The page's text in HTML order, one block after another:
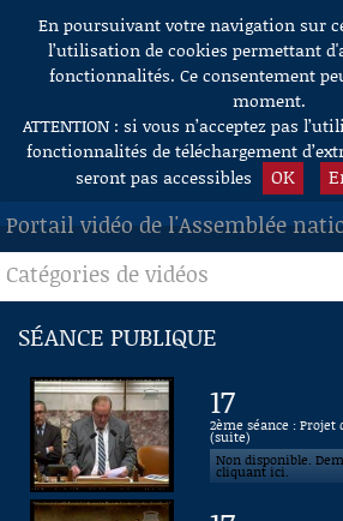
Aller au contenu
En poursuivant votre navigation sur
l’utilisation de cookies permettant
fonctionnalités. Ce consentement
moment.
ATTENTION : si vous n’acceptez pas
fonctionnalités de téléchargement
seront pas accessibles
OK
Portail vidéo de l'Assemblée
ACCUEIL
EN DIRECT
À LA DEMANDE
RECHERCHE
AIDE À LA DÉCOUPE
DE VIDÉOS
Catégories de vidéos
Séance publique
Questions au
Commissions
Présidence
SÉANCE PUBLIQUE
17
2ème séance : Projet
(suite)
Non disponible.
cliquant ici.